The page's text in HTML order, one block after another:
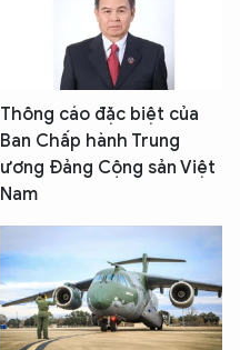
Thông cáo đặc biệt của
Ban Chấp hành Trung
ương Đảng Cộng sản Việt
Nam